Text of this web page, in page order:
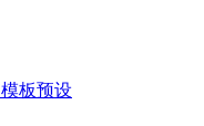
模板预设